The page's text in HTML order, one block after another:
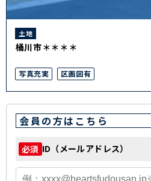
土地
桶川市＊＊＊＊
写真充実
区画図有
会員の方はこちら
必須 ID（メールアドレス）